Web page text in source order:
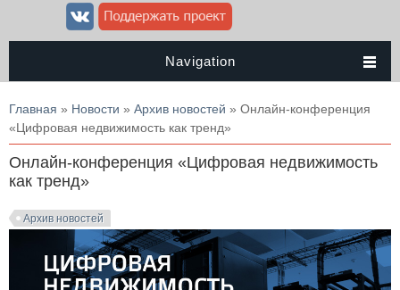
Navigation
Вы здесь
Главная » Новости » Архив новостей » Онлайн-конференция
«Цифровая недвижимость как тренд»
Онлайн-конференция «Цифровая недвижимость
как тренд»
Архив новостей